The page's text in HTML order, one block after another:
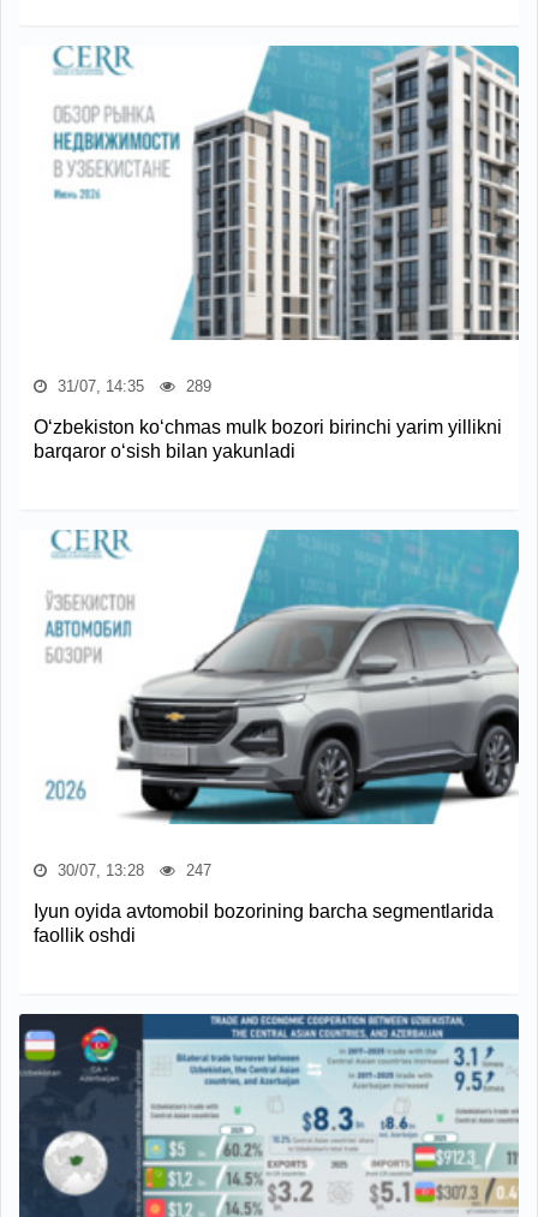
31/07, 14:35 289
O‘zbekiston ko‘chmas mulk bozori birinchi yarim yillikni
barqaror o‘sish bilan yakunladi
30/07, 13:28 247
Iyun oyida avtomobil bozorining barcha segmentlarida
faollik oshdi